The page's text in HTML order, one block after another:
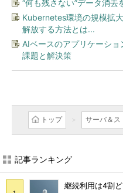
“何も残さない”データ消
Kubernetes環境の規模拡
解放する方法とは...
AIベースのアプリケーシ
課題と解決策
トップ サーバ＆ス
記事ランキング
継続利用は4割